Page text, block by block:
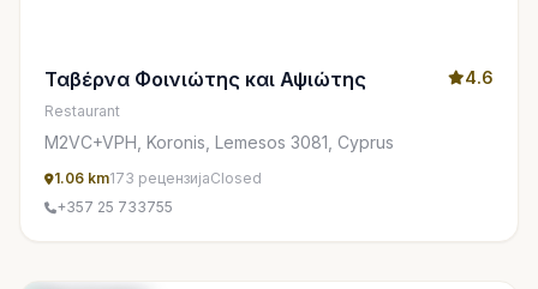
Ταβέρνα Φοινιώτης και Αψιώτης 4.6
Restaurant
M2VC+VPH, Koronis, Lemesos 3081, Cyprus
1.06 km173 рецензијаClosed
+357 25 733755